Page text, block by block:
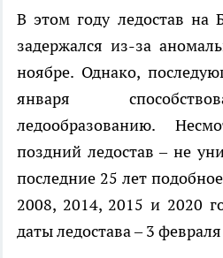
В этом году ледостав на
задержался из-за
ноябре. Однако,
января
ледообразованию.
поздний ледостав – не
последние 25 лет
2008, 2014, 2015 и 2020
даты ледостава – 3